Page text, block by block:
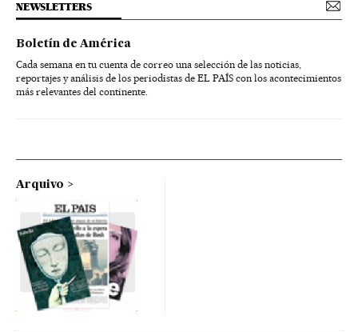
NEWSLETTERS
Boletín de América
Cada semana en tu cuenta de correo una selección de las noticias,
reportajes y análisis de los periodistas de EL PAÍS con los acontecimientos
más relevantes del continente.
Arquivo